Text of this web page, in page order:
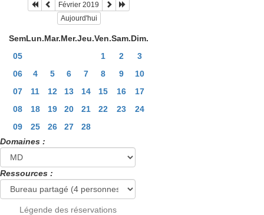
Février 2019
Aujourd'hui
SemLun.Mar.Mer.Jeu.Ven.Sam.Dim.
05
1 2
3
06
4 5 6 7 8 9
10
07
11 12 13 14 15 16
17
08
18 19 20 21 22 23
24
09
25 26 27
28
Domaines :
Ressources :
Légende des réservations